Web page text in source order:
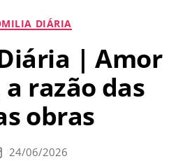
Categorias
DIÁRIA
| Amor
a razão das
obras
24/06/2026